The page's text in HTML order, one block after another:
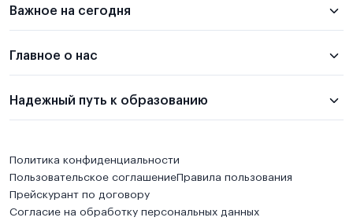
Важное на сегодня
Главное о нас
Надежный путь к образованию
Политика конфиденциальности
Пользовательское соглашениеПравила пользования
Прейскурант по договору
Согласие на обработку персональных данных